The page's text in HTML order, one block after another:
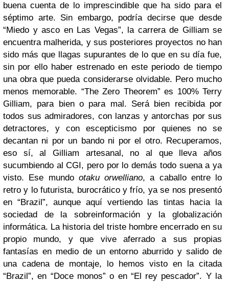
buena cuenta de lo imprescindible que ha sido para el
séptimo arte. Sin embargo, podría decirse que desde
“Miedo y asco en Las Vegas”, la carrera de Gilliam se
encuentra malherida, y sus posteriores proyectos no han
sido más que llagas supurantes de lo que en su día fue,
sin por ello haber estrenado en este periodo de tiempo
una obra que pueda considerarse olvidable. Pero mucho
menos memorable. “The Zero Theorem” es 100% Terry
Gilliam, para bien o para mal. Será bien recibida por
todos sus admiradores, con lanzas y antorchas por sus
detractores, y con escepticismo por quienes no se
decantan ni por un bando ni por el otro. Recuperamos,
eso sí, al Gilliam artesanal, no al que lleva años
sucumbiendo al CGI, pero por lo demás todo suena a ya
visto. Ese mundo otaku orwelliano, a caballo entre lo
retro y lo futurista, burocrático y frío, ya se nos presentó
en “Brazil”, aunque aquí vertiendo las tintas hacia la
sociedad de la sobreinformación y la globalización
informática. La historia del triste hombre encerrado en su
propio mundo, y que vive aferrado a sus propias
fantasías en medio de un entorno aburrido y salido de
una cadena de montaje, lo hemos visto en la citada
“Brazil”, en “Doce monos” o en “El rey pescador”. Y la